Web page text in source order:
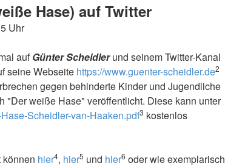
Hase) auf Twitter
Uhr
aufGünter Scheidlerund seinem Twitter-Kanal
seine Webseite https://www.guenter-scheidler.de2
gegen behinderte Kinder und Jugendliche
"Der weiße Hase" veröffentlicht. Diese kann unter
Scheidler-van-Haaken.pdf3 kostenlos
können hier4, hier5 und hier6 oder wie exemplarisch